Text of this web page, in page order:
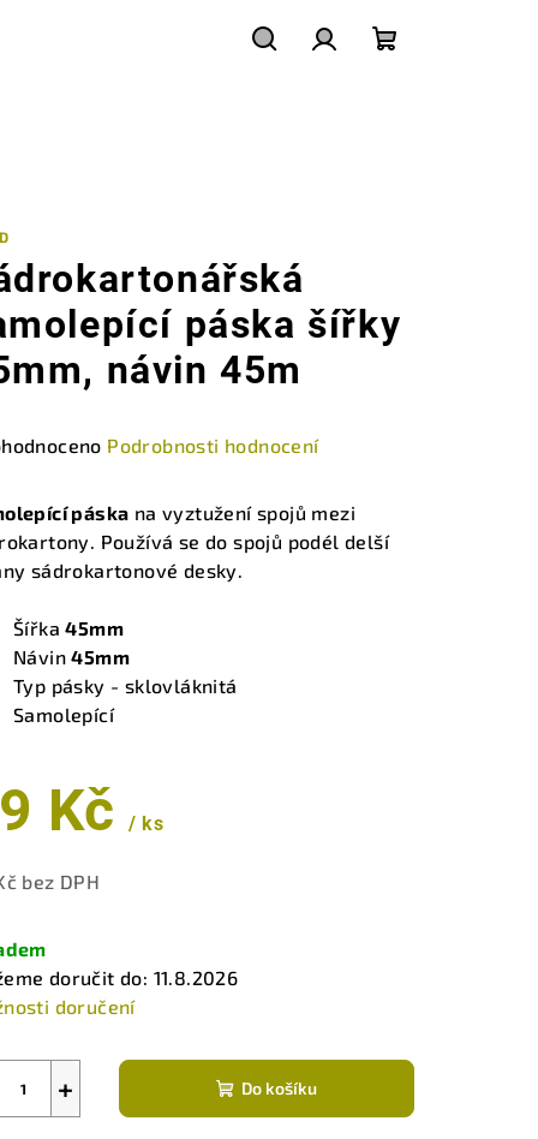
páska šířky
návin 45m
Podrobnosti hodnocení
páska na vyztužení spojů mezi
Používá se do spojů podél delší
sádrokartonové desky.
Šířka45mm
Návin45mm
Typ pásky - sklovláknitá
Samolepící
Kč/ ks
bez DPH
doručit do: 11.8.2026
doručení
+ Do košíku